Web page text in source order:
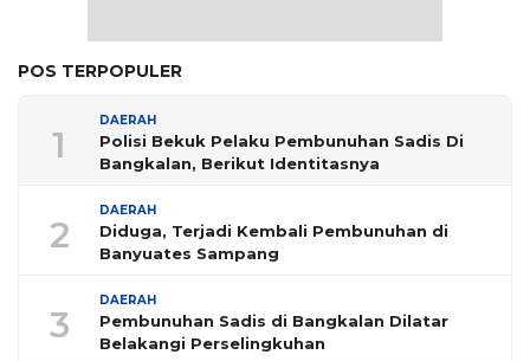
POS TERPOPULER
1
DAERAH
Polisi Bekuk Pelaku Pembunuhan Sadis Di
Bangkalan, Berikut Identitasnya
2
DAERAH
Diduga, Terjadi Kembali Pembunuhan di
Banyuates Sampang
3
DAERAH
Pembunuhan Sadis di Bangkalan Dilatar
Belakangi Perselingkuhan